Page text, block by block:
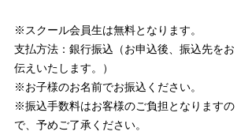
※スクール会員生は無料となります。
支払方法：銀行振込（お申込後、振込先をお
伝えいたします。）
※お子様のお名前でお振込ください。
※振込手数料はお客様のご負担となりますの
で、予めご了承ください。